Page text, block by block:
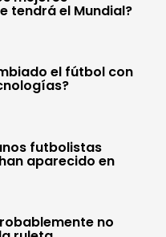
tendrá el Mundial?
el fútbol con
futbolistas
aparecido en
no